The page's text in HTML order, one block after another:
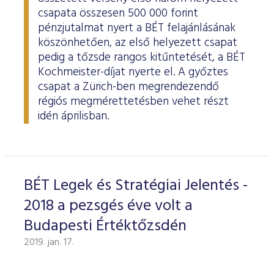
csapata összesen 500 000 forint
pénzjutalmat nyert a BÉT felajánlásának
köszönhetően, az első helyezett csapat
pedig a tőzsde rangos kitűntetését, a BÉT
Kochmeister-díjat nyerte el. A győztes
csapat a Zürich-ben megrendezendő
régiós megmérettetésben vehet részt
idén áprilisban.
BÉT Legek és Stratégiai Jelentés -
2018 a pezsgés éve volt a
Budapesti Értéktőzsdén
2019. jan. 17.